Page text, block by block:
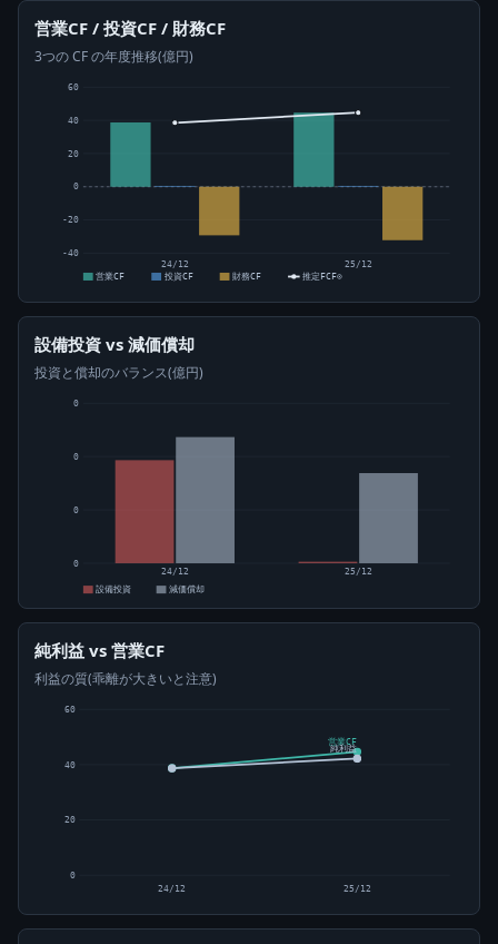
営業CF / 投資CF / 財務CF
3つの CF の年度推移(億円)
-40
-20
0
20
40
60
24/12
25/12
営業CF
投資CF 財務CF 推定FCF⊙
設備投資 vs 減価償却
投資と償却のバランス(億円)
0
0
0
0
24/12
25/12
設備投資
減価償却
純利益 vs 営業CF
利益の質(乖離が大きいと注意)
0
20
40
60
営業CF
純利益
24/12 25/12